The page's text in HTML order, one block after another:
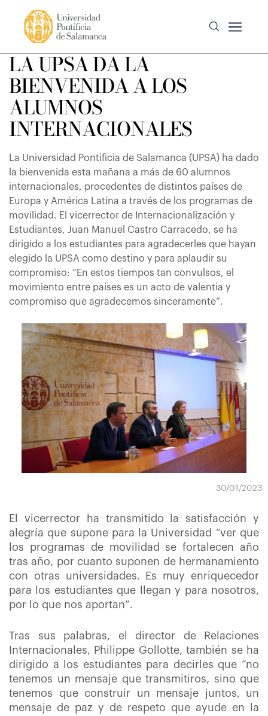
LA UPSA DA LA
BIENVENIDA A LOS
ALUMNOS
INTERNACIONALES
La Universidad Pontificia de Salamanca (UPSA) ha dado
la bienvenida esta mañana a más de 60 alumnos
internacionales, procedentes de distintos países de
Europa y América Latina a través de los programas de
movilidad. El vicerrector de Internacionalización y
Estudiantes, Juan Manuel Castro Carracedo, se ha
dirigido a los estudiantes para agradecerles que hayan
elegido la UPSA como destino y para aplaudir su
compromiso: “En estos tiempos tan convulsos, el
movimiento entre países es un acto de valentía y
compromiso que agradecemos sinceramente”.
30/01/2023
El vicerrector ha transmitido la satisfacción y
alegría que supone para la Universidad “ver que
los programas de movilidad se fortalecen año
tras año, por cuanto suponen de hermanamiento
con otras universidades. Es muy enriquecedor
para los estudiantes que llegan y para nosotros,
por lo que nos aportan”.
Tras sus palabras, el director de Relaciones
Internacionales, Philippe Gollotte, también se ha
dirigido a los estudiantes para decirles que “no
tenemos un mensaje que transmitiros, sino que
tenemos que construir un mensaje juntos, un
mensaje de paz y de respeto que ayude en la